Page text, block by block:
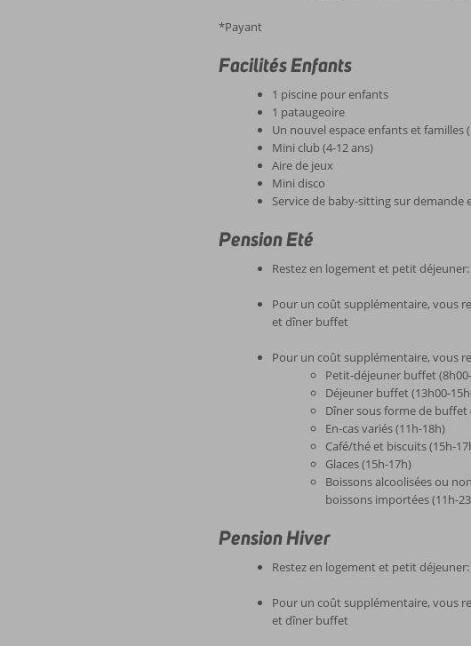
*Payant
Facilités Enfants
1 piscine pour enfants
1 pataugeoire
Un nouvel espace enfants et
Mini club (4-12 ans)
Aire de jeux
Mini disco
Service de baby-sitting sur demande
Pension Eté
Restez en logement et petit
Pour un coût supplémentaire, vous
et dîner buffet
Pour un coût supplémentaire, vous
Petit-déjeuner buffet
Déjeuner buffet (13h00-
Dîner sous forme de buffet
En-cas variés (11h-18h)
Café/thé et biscuits (15h-
Glaces (15h-17h)
Boissons alcoolisées ou
boissons importées (11h-
Pension Hiver
Restez en logement et petit
Pour un coût supplémentaire, vous
et dîner buffet